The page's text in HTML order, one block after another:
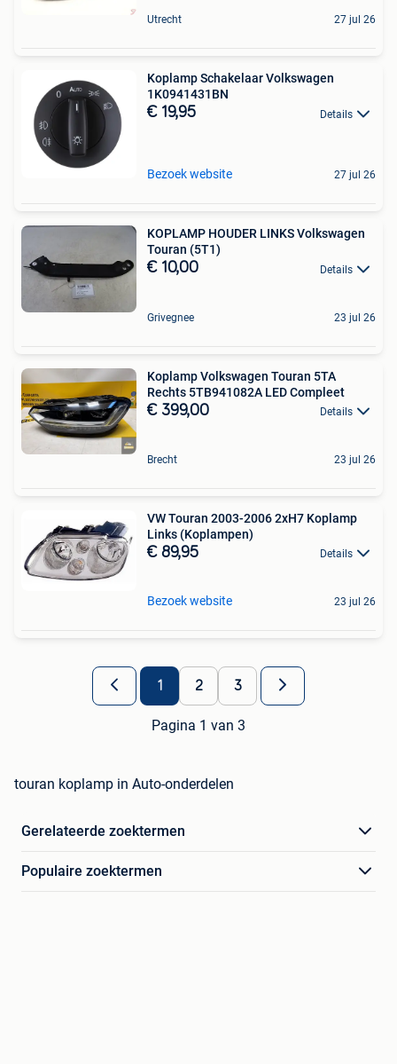
Utrecht 27 jul 26
Koplamp Schakelaar Volkswagen
1K0941431BN
€ 19,95 Details
Bezoek website 27 jul 26
KOPLAMP HOUDER LINKS Volkswagen
Touran (5T1)
€ 10,00 Details
Grivegnee 23 jul 26
Koplamp Volkswagen Touran 5TA
Rechts 5TB941082A LED Compleet
€ 399,00 Details
Brecht 23 jul 26
VW Touran 2003-2006 2xH7 Koplamp
Links (Koplampen)
€ 89,95 Details
Bezoek website 23 jul 26
1 2 3
Pagina 1 van 3
touran koplamp in Auto-onderdelen
Gerelateerde zoektermen
Populaire zoektermen